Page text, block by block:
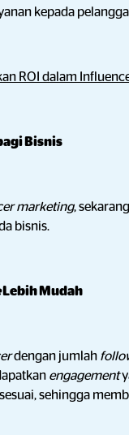
kepada
ROI dalam
Bisnis
marketing,
bisnis.
Lebih Mudah
dengan jumlah
engagement
sehingga